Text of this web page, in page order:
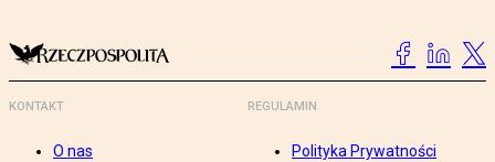
KONTAKT
O nas
REGULAMIN
Polityka Prywatności